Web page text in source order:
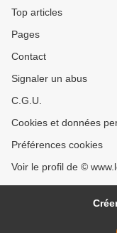
Top articles
Pages
Contact
Signaler un abus
C.G.U.
Cookies et données
Préférences cookies
Voir le profil de ©